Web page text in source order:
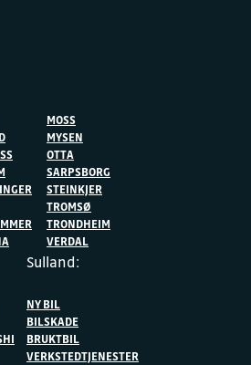
MOSS
MYSEN
OTTA
SARPSBORG
STEINKJER
TROMSØ
TRONDHEIM
VERDAL
Sulland:
NY BIL
BILSKADE
BRUKTBIL
VERKSTEDTJENESTER